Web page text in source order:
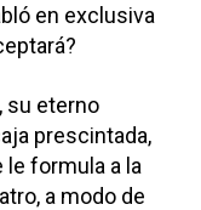
en exclusiva
su eterno
prescintada,
formula a la
a modo de